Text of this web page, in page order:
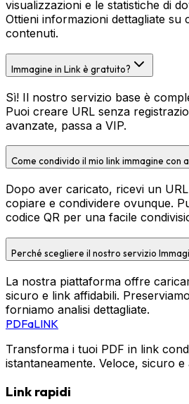
visualizzazioni e le statistiche di
Ottieni informazioni dettagliate su
contenuti.
Immagine in Link è gratuito?
Sì! Il nostro servizio base è
Puoi creare URL senza
avanzate, passa a VIP.
Come condivido il mio link immagine con
Dopo aver caricato, ricevi un
copiare e condividere ovunque.
codice QR per una facile
Perché scegliere il nostro servizio
La nostra piattaforma offre
sicuro e link affidabili.
forniamo analisi dettagliate.
PDFaLINK
Transforma i tuoi PDF in link
istantaneamente. Veloce, sicuro e
Link rapidi